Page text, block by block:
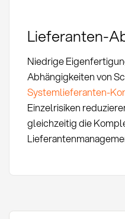
Lieferanten-
Niedrige
Abhängigkeiten von
Systemlieferanten-
Einzelrisiken
gleichzeitig die